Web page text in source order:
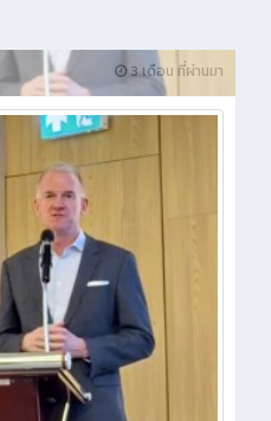
3 เดือน ที่ผ่านมา